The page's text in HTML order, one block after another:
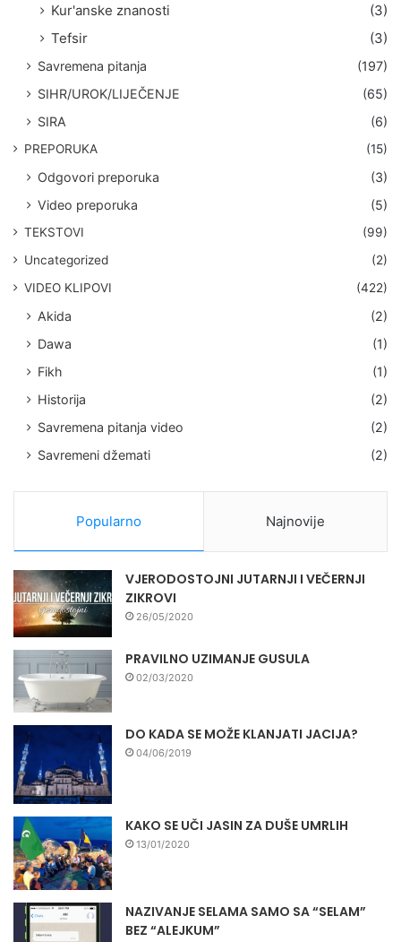
Kur'anske znanosti
(3)
Tefsir
(3)
Savremena pitanja
(197)
SIHR/UROK/LIJEČENJE
(65)
SIRA
(6)
PREPORUKA (15)
Odgovori preporuka
(3)
Video preporuka
(5)
TEKSTOVI
(99)
Uncategorized
(2)
VIDEO KLIPOVI
(422)
Akida
(2)
Dawa
(1)
Fikh
(1)
Historija
(2)
Savremena pitanja video
(2)
Savremeni džemati
(2)
Popularno Najnovije
VJERODOSTOJNI JUTARNJI I VEČERNJI
ZIKROVI
26/05/2020
PRAVILNO UZIMANJE GUSULA
02/03/2020
DO KADA SE MOŽE KLANJATI JACIJA?
04/06/2019
KAKO SE UČI JASIN ZA DUŠE UMRLIH
13/01/2020
NAZIVANJE SELAMA SAMO SA “SELAM”
BEZ “ALEJKUM”